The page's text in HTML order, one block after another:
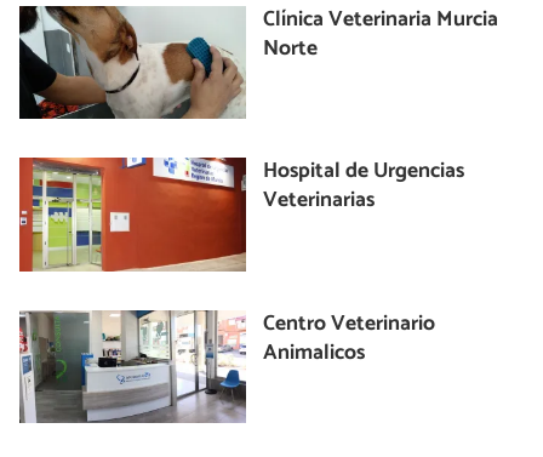
Clínica Veterinaria Murcia
Norte
Hospital de Urgencias
Veterinarias
Centro Veterinario
Animalicos